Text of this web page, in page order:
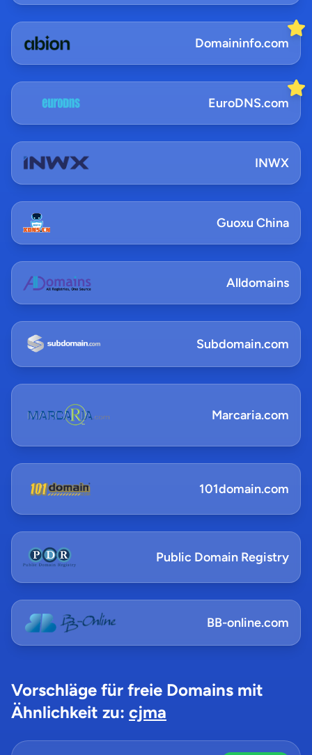
Domaininfo.com
EuroDNS.com
INWX
Guoxu China
Alldomains
Subdomain.com
Marcaria.com
101domain.com
Public Domain Registry
BB-online.com
Vorschläge für freie Domains mit
Ähnlichkeit zu: cjma